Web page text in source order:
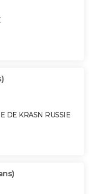
DE KRASN RUSSIE